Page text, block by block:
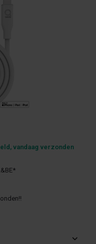
vandaag verzonden